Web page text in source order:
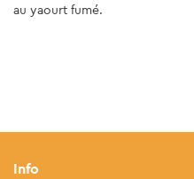
au yaourt fumé.
Info